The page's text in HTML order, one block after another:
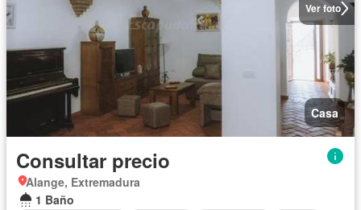
Ver foto
Casa
Consultar precio
Alange, Extremadura
1 Baño